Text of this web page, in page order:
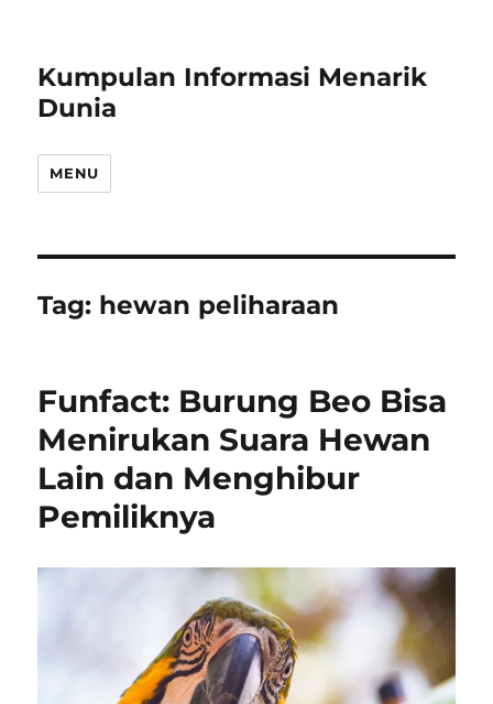
Kumpulan Informasi Menarik
Dunia
MENU
Tag: hewan peliharaan
Funfact: Burung Beo Bisa
Menirukan Suara Hewan
Lain dan Menghibur
Pemiliknya